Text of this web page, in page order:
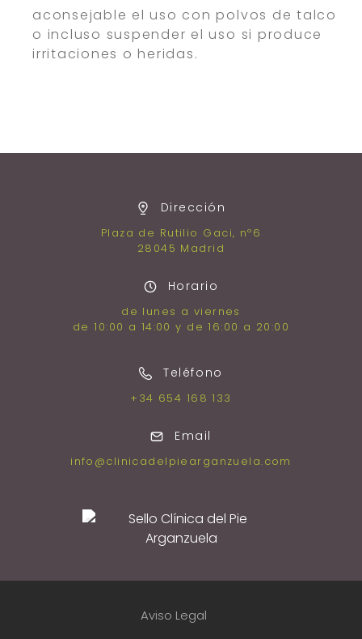
aconsejable el uso con polvos de talco
o incluso suspender el uso si produce
irritaciones o heridas.
Dirección
Plaza de Rutilio Gaci, nº6
28045 Madrid
Horario
de lunes a viernes
de 10:00 a 14:00 y de 16:00 a 20:00
Teléfono
+34 654 168 133
Email
info @clinicadelpiearganzuela.com
Aviso Legal